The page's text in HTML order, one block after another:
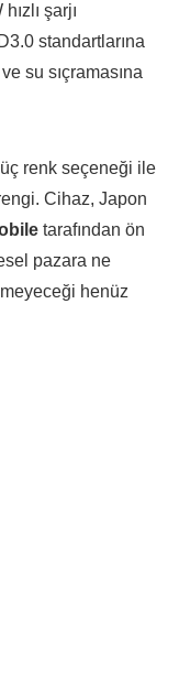
şarjı
standartlarına
su sıçramasına
üç renk seçeneği ile
Cihaz, Japon
tarafından ön
pazara ne
henüz